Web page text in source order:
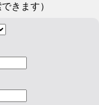
きます）